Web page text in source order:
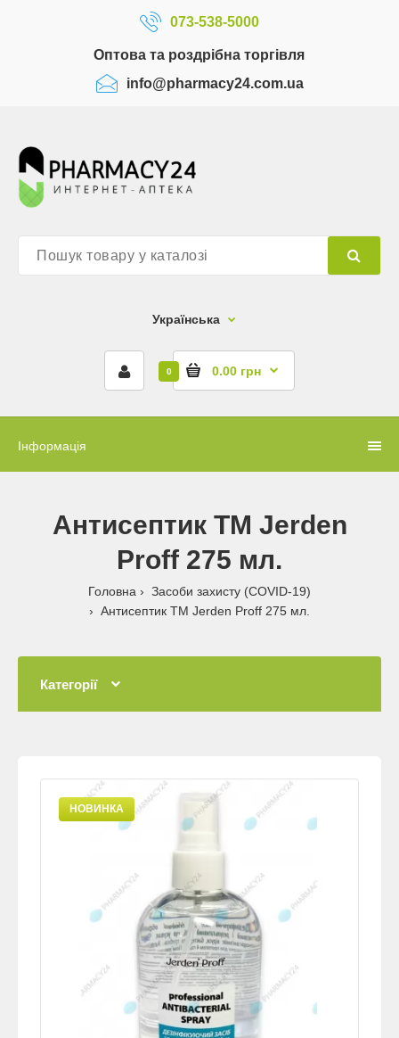
073-538-5000
Оптова та роздрібна торгівля
info@pharmacy24.com.ua
Українська
0 0.00 грн
Інформація
Антисептик ТМ Jerden
Proff 275 мл.
Головна
Засоби захисту (COVID-19)
Антисептик ТМ Jerden Proff 275 мл.
Категорії
НОВИНКА